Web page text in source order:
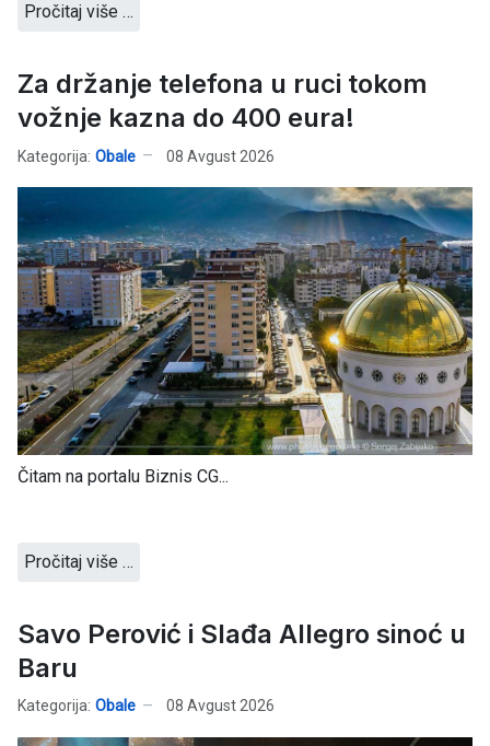
Pročitaj više …
Za držanje telefona u ruci tokom
vožnje kazna do 400 eura!
Kategorija: Obale 08 Avgust 2026
Čitam na portalu Biznis CG...
Pročitaj više …
Savo Perović i Slađa Allegro sinoć u
Baru
Kategorija: Obale 08 Avgust 2026